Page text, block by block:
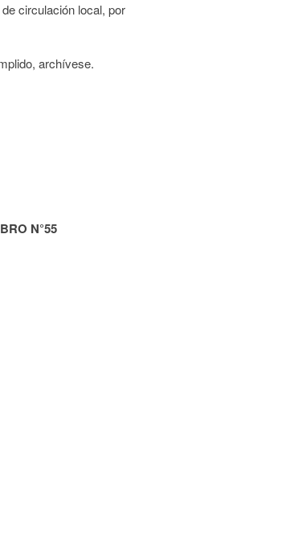
circulación local, por
archívese.
N°55